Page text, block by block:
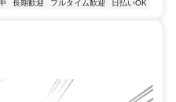
長期歓迎 フルタイム歓迎 日払いOK